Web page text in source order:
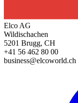
Elco AG
Wildischachen
5201 Brugg, CH
+41 56 462 80 00
business@elcoworld.ch